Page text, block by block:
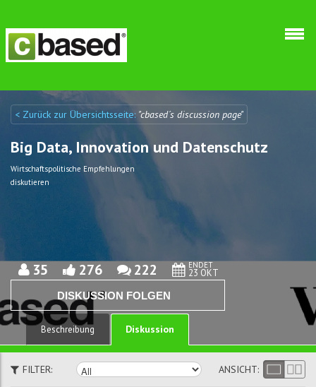
Discuto
Discuto
< Zurück zur Übersichtsseite: "cbased´s discussion page"
Big Data, Innovation und Datenschutz
Wirtschaftspolitische Empfehlungen
diskutieren
35 276 222 ENDET
23 OKT
DISKUSSION FOLGEN
Beschreibung Diskussion
FILTER: ANSICHT: